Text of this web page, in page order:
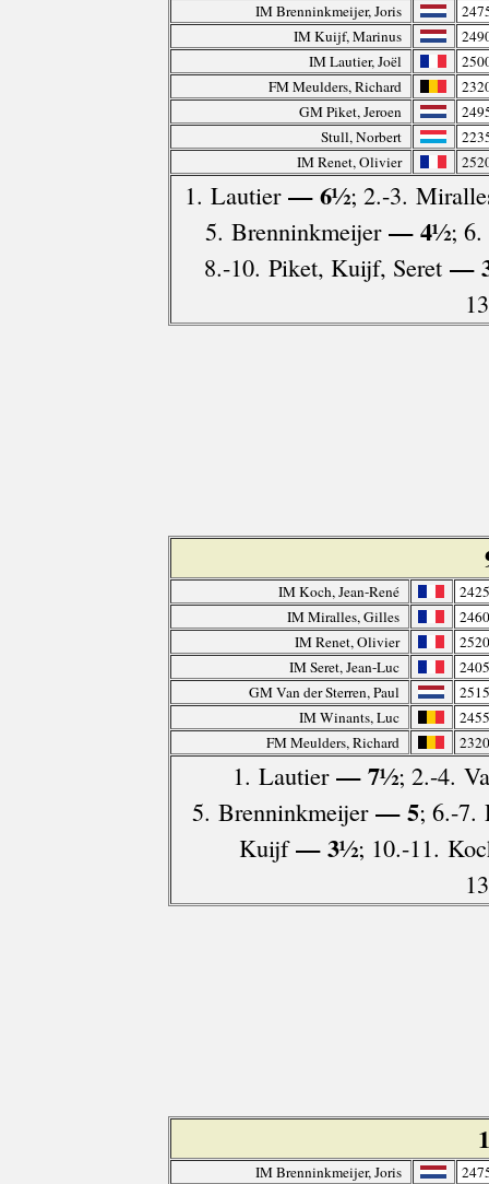
IM Brenninkmeijer, Joris
IM Kuijf, Marinus
IM Lautier, Joël
FM Meulders, Richard
GM Piket, Jeroen
Stull, Norbert
IM Renet, Olivier
1. Lautier— 6½; 2.-3.
5. Brenninkmeijer— 4½; 6.
8.-10. Piket, Kuijf, Seret—
IM Koch, Jean-René
2425
IM Miralles, Gilles
2460
IM Renet, Olivier
2520
IM Seret, Jean-Luc
2405
GM Van der Sterren, Paul
2515
IM Winants, Luc
2455
FM Meulders, Richard
2320
1. Lautier— 7½; 2.-4.
5. Brenninkmeijer— 5; 6.-7.
Kuijf— 3½; 10.-11.
IM Brenninkmeijer, Joris